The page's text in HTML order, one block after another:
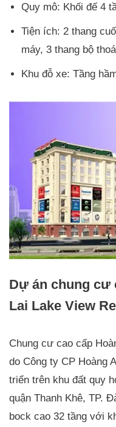
Quy mô: Khối đế 4
Tiện ích: 2 thang
máy, 3 thang bộ
Khu đỗ xe: Tầng
Dự án chung cư
Lai Lake View
Chung cư cao cấp
do Công ty CP Hoàng
triển trên khu đất quy
quận Thanh Khê, TP.
bock cao 32 tầng với